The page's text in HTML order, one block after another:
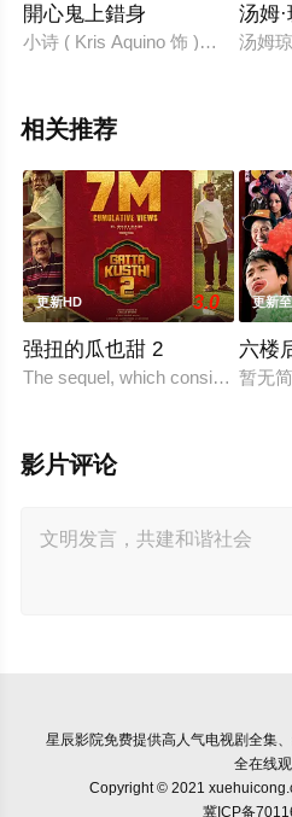
開心鬼上錯身
小诗 ( Kris Aquino 饰 )养有一只
汤姆
汤姆
相关推荐
更新HD 3.0
强扭的瓜也甜 2
The sequel, which consists of
更新
六楼
暂无
影片评论
星辰影院免费提供高人气电视剧全集
全在线
Copyright © 2021
冀ICP备